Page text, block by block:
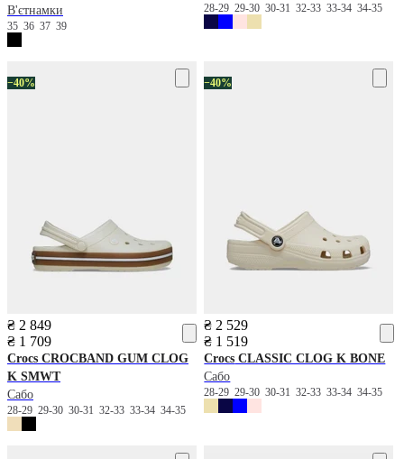
В'єтнамки
35 36 37 39
28-2929-3030-3132-3333-3434-35
−40%
₴ 2 849
₴ 1 709
Crocs CROCBAND GUM CLOG
K SMWT
Сабо
28-29 29-30 30-31 32-33 33-34 34-35
−40%
₴ 2 529
₴ 1 519
Crocs CLASSIC CLOG K BONE
Сабо
28-2929-3030-3132-3333-3434-35